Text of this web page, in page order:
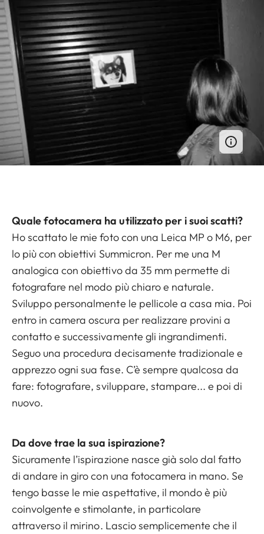
Quale fotocamera ha utilizzato per i suoi scatti?
Ho scattato le mie foto con una Leica MP o M6, per
lo più con obiettivi Summicron. Per me una M
analogica con obiettivo da 35 mm permette di
fotografare nel modo più chiaro e naturale.
Sviluppo personalmente le pellicole a casa mia. Poi
entro in camera oscura per realizzare provini a
contatto e successivamente gli ingrandimenti.
Seguo una procedura decisamente tradizionale e
apprezzo ogni sua fase. C’è sempre qualcosa da
fare: fotografare, sviluppare, stampare... e poi di
nuovo.
Da dove trae la sua ispirazione?
Sicuramente l’ispirazione nasce già solo dal fatto
di andare in giro con una fotocamera in mano. Se
tengo basse le mie aspettative, il mondo è più
coinvolgente e stimolante, in particolare
attraverso il mirino. Lascio semplicemente che il